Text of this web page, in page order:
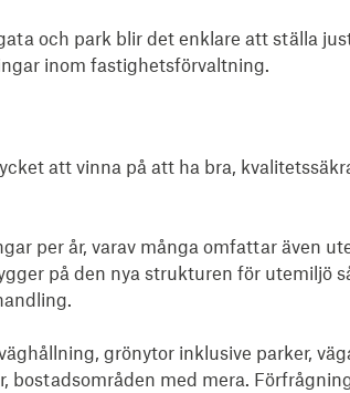
och park blir det enklare att ställa
inom fastighetsförvaltning.
att vinna på att ha bra,
per år, varav många omfattar även
på den nya strukturen för utemiljö
grönytor inklusive parker,
bostadsområden med mera.